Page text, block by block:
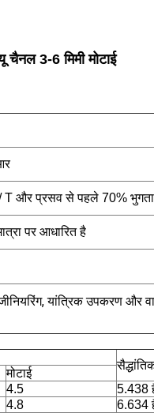
3-6 मिमी मोटाई
/ T और प्रसव से पहले 70%
पर आधारित है
यांत्रिक उपकरण और
मोटाई
4.5
5.438
4.8
6.634